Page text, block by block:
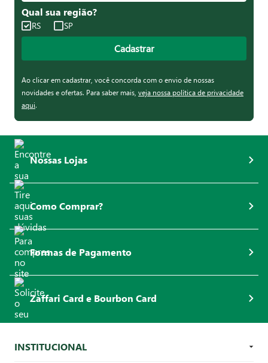
Qual sua região?
RS SP
Cadastrar
Ao clicar em cadastrar, você concorda com o envio de nossas
novidades e ofertas. Para saber mais, veja nossa política de privacidade
aqui.
Nossas Lojas
Como Comprar?
Formas de Pagamento
Zaffari Card e Bourbon Card
INSTITUCIONAL